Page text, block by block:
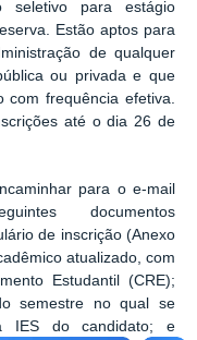
seletivo para estágio
Estão aptos para
de qualquer
ou privada e que
frequência efetiva.
até o dia 26 de
para o e-mail
documentos
de inscrição (Anexo
atualizado, com
Estudantil (CRE);
semestre no qual se
IES do candidato; e